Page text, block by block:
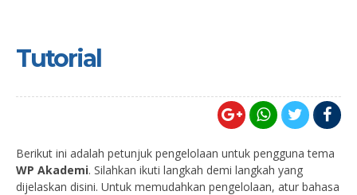
Tutorial
Berikut ini adalah petunjuk pengelolaan untuk pengguna tema
WP Akademi. Silahkan ikuti langkah demi langkah yang
dijelaskan disini. Untuk memudahkan pengelolaan, atur bahasa